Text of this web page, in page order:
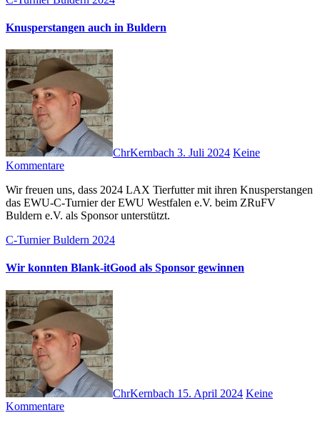
Knusperstangen auch in Buldern
ChrKernbach 3. Juli 2024 Keine
Kommentare
Wir freuen uns, dass 2024 LAX Tierfutter mit ihren Knusperstangen
das EWU-C-Turnier der EWU Westfalen e.V. beim ZRuFV
Buldern e.V. als Sponsor unterstützt.
C-Turnier Buldern 2024
Wir konnten Blank-itGood als Sponsor gewinnen
ChrKernbach 15. April 2024 Keine
Kommentare